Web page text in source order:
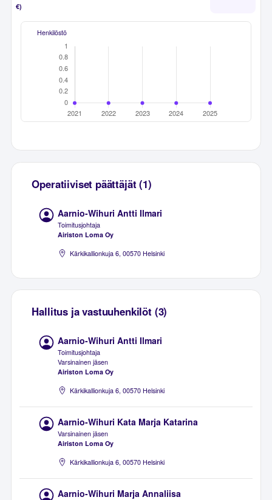
€)
Henkilöstö
Operatiiviset päättäjät (1)
Aarnio-Wihuri Antti Ilmari
Toimitusjohtaja
Airiston Loma Oy
Kärkikallionkuja 6, 00570 Helsinki
Hallitus ja vastuuhenkilöt (3)
Aarnio-Wihuri Antti Ilmari
Toimitusjohtaja
Varsinainen jäsen
Airiston Loma Oy
Kärkikallionkuja 6, 00570 Helsinki
Aarnio-Wihuri Kata Marja Katarina
Varsinainen jäsen
Airiston Loma Oy
Kärkikallionkuja 6, 00570 Helsinki
Aarnio-Wihuri Marja Annaliisa